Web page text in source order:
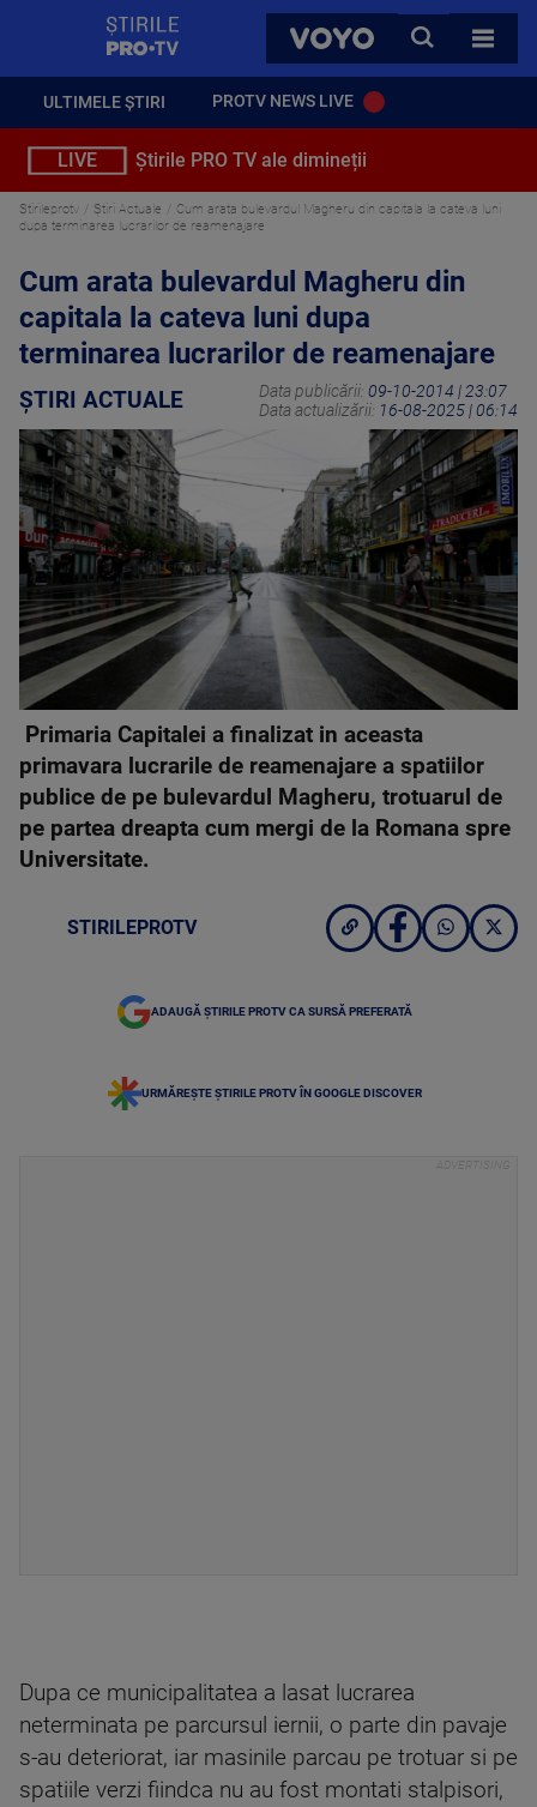
VOYO
CAUTA
TOATE
ULTIMELE ȘTIRI PROTV NEWS LIVE
LIVE Știrile PRO TV ale dimineții
Stirileprotv Știri Actuale
Cum arata bulevardul Magheru din capitala la cateva luni
dupa terminarea lucrarilor de reamenajare
Cum arata bulevardul Magheru din
capitala la cateva luni dupa
terminarea lucrarilor de reamenajare
ȘTIRI ACTUALE Data publicării: 09-10-2014 | 23:07
Data actualizării: 16-08-2025 | 06:14
Primaria Capitalei a finalizat in aceasta
primavara lucrarile de reamenajare a spatiilor
publice de pe bulevardul Magheru, trotuarul de
pe partea dreapta cum mergi de la Romana spre
Universitate.
STIRILEPROTV
ADAUGĂ ȘTIRILE PROTV CA SURSĂ PREFERATĂ
URMĂREȘTE ȘTIRILE PROTV ÎN GOOGLE DISCOVER
Dupa ce municipalitatea a lasat lucrarea
neterminata pe parcursul iernii, o parte din pavaje
s-au deteriorat, iar masinile parcau pe trotuar si pe
spatiile verzi fiindca nu au fost montati stalpisori,